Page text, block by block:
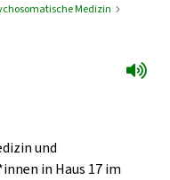
Medizin
und
in Haus 17 im